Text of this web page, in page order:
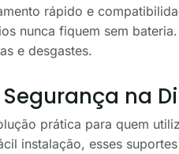
rápido e
nunca fiquem sem
e desgastes.
na
prática para quem
instalação, esses